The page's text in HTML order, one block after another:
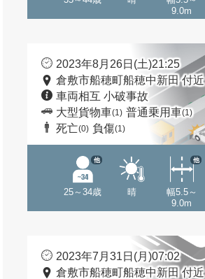
9.0m
2023年8月26日(土)21:25
倉敷市船穂町船穂中新田 付近
車両相互 小破事故
大型貨物車(1) 普通乗用車(1)
死亡(0) 負傷(1)
25～34歳
他
晴
幅5.5～
9.0m
他
2023年7月31日(月)07:02
倉敷市船穂町船穂中新田 付近